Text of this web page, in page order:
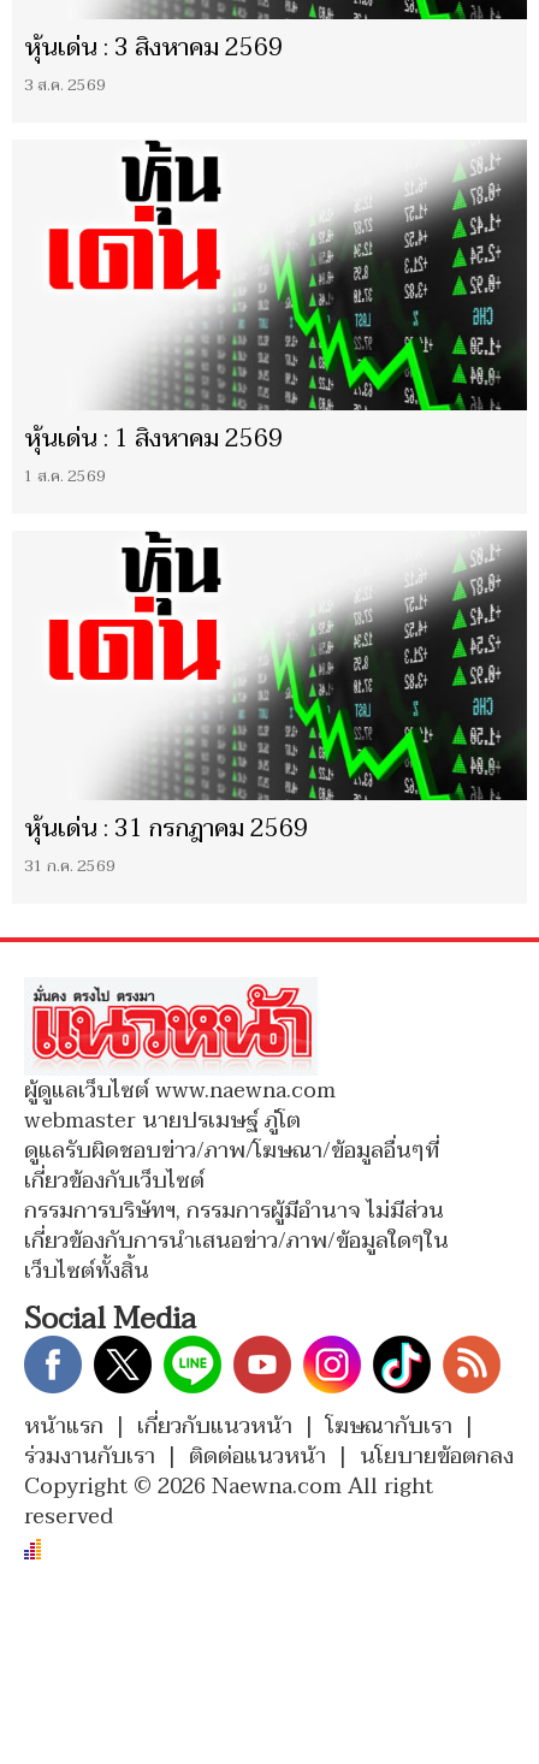
หุ้นเด่น : 3 สิงหาคม 2569
3 ส.ค. 2569
หุ้นเด่น : 1 สิงหาคม 2569
1 ส.ค. 2569
หุ้นเด่น : 31 กรกฎาคม 2569
31 ก.ค. 2569
ผู้ดูแลเว็บไซต์ www.naewna.com
webmaster นายปรเมษฐ์ ภู่โต
ดูแลรับผิดชอบข่าว/ภาพ/โฆษณา/ข้อมูลอื่นๆที่
เกี่ยวข้องกับเว็บไซต์
กรรมการบริษัทฯ, กรรมการผู้มีอำนาจ ไม่มีส่วน
เกี่ยวข้องกับการนำเสนอข่าว/ภาพ/ข้อมูลใดๆใน
เว็บไซต์ทั้งสิ้น
Social Media
หน้าแรก | เกี่ยวกับแนวหน้า | โฆษณากับเรา |
ร่วมงานกับเรา | ติดต่อแนวหน้า | นโยบายข้อตกลง
Copyright © 2026 Naewna.com All right
reserved